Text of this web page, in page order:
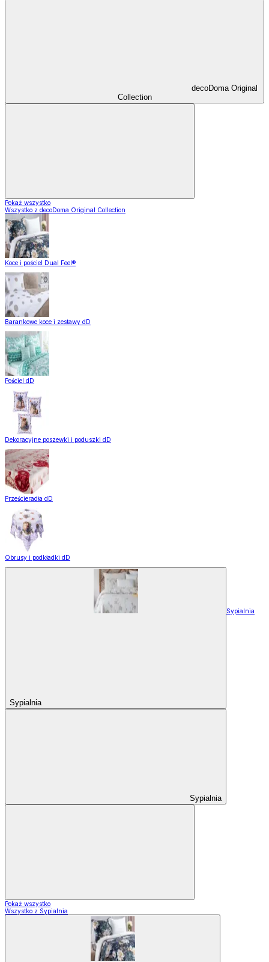
decoDoma Original
Collection
Pokaż wszystko
Wszystko z decoDoma Original Collection
Koce i pościel Dual Feel®
Barankowe koce i zestawy dD
Pościel dD
Dekoracyjne poszewki i poduszki dD
Prześcieradła dD
Obrusy i podkładki dD
Sypialnia
Sypialnia
Sypialnia
Pokaż wszystko
Wszystko z Sypialnia